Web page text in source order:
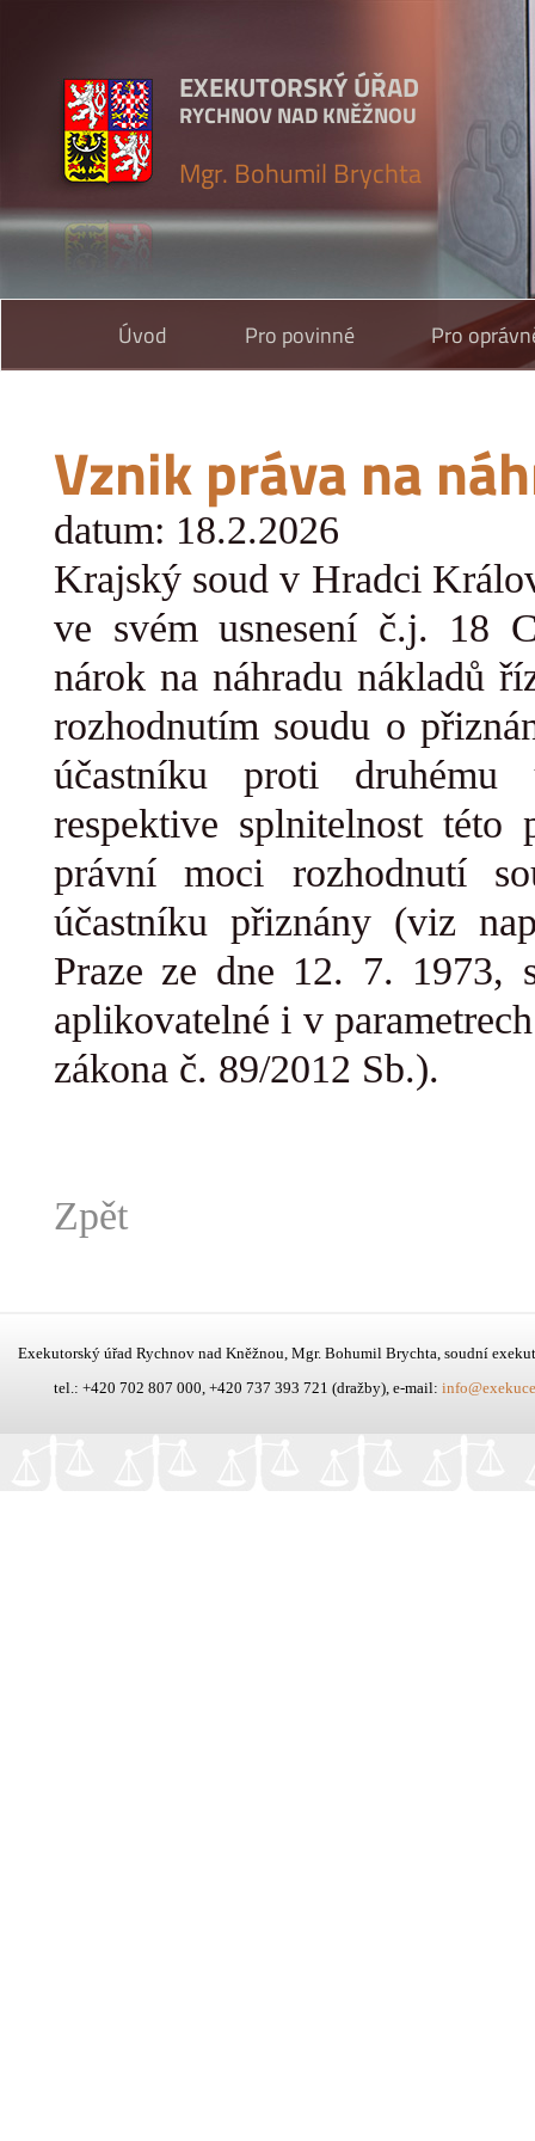
EXEKUTORSKÝ ÚŘAD
RYCHNOV NAD KNĚŽNOU
Mgr. Bohumil Brychta
Úvod Pro povinné Pro
Vznik práva na
datum: 18.2.2026
Krajský soud v Hradci
ve svém usnesení č.j. 18
nárok na náhradu nákladů
rozhodnutím soudu o
účastníku proti druhému
respektive splnitelnost této
právní moci rozhodnutí
účastníku přiznány (viz
Praze ze dne 12. 7. 1973,
aplikovatelné i v
zákona č. 89/2012 Sb.).
Zpět
Exekutorský úřad Rychnov nad Kněžnou, Mgr. Bohumil Brychta, soudní
tel.: +420 702 807 000, +420 737 393 721 (dražby), e-mail: